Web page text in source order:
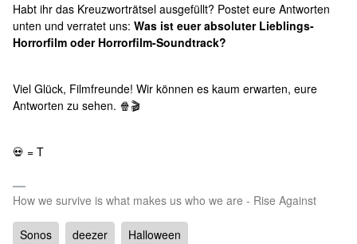
Habt ihr das Kreuzworträtsel ausgefüllt? Postet eure Antworten
unten und verratet uns: Was ist euer absoluter Lieblings-
Horrorfilm oder Horrorfilm-Soundtrack?
Viel Glück, Filmfreunde! Wir können es kaum erwarten, eure
Antworten zu sehen. 🍿🎬
💀 = T
How we survive is what makes us who we are - Rise Against
Sonos deezer Halloween